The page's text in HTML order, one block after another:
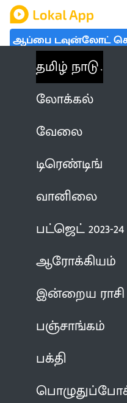
ஆப்பை டவுன்லோட்
தமிழ் நாடு
லோக்கல்
வேலை
டிரெண்டிங்
வானிலை
பட்ஜெட் 2023-24
ஆரோக்கியம்
இன்றைய
பஞ்சாங்கம்
பக்தி